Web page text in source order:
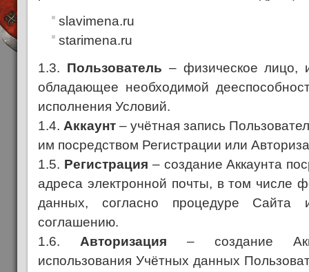
slavimena.ru
starimena.ru
1.3. Пользователь – физическое лицо,
обладающее необходимой
исполнения Условий.
1.4. Аккаунт – учётная запись
им посредством Регистрации или
1.5. Регистрация – создание Аккаунта
адреса электронной почты, в том числе
данных, согласно процедуре Сайта и
соглашению.
1.6. Авторизация – создание
использования Учётных данных